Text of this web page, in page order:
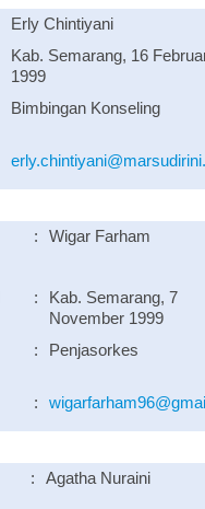
Erly Chintiyani
Kab. Semarang, 16
1999
Bimbingan Konseling
: Wigar Farham
:
Kab. Semarang, 7
November 1999
: Penjasorkes
:
: Agatha Nuraini